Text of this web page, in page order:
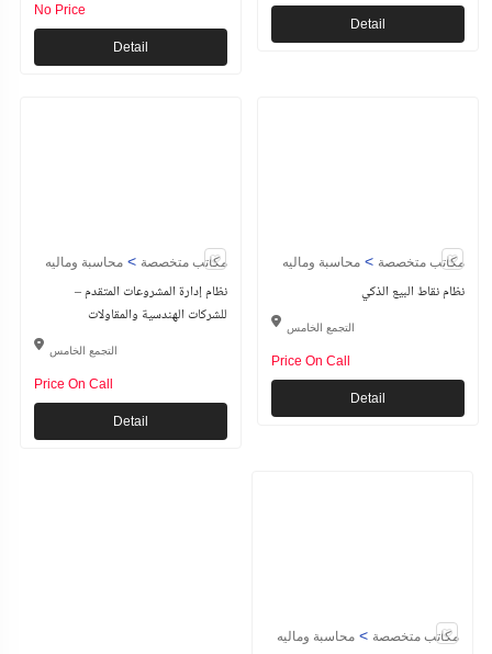
No Price
Detail
Detail
مكاتب متخصصة > محاسبة وماليه
نظام إدارة المشروعات المتقدم –
للشركات الهندسية والمقاولات
التجمع الخامس
Price On Call
Detail
مكاتب متخصصة > محاسبة وماليه
نظام نقاط البيع الذكي
التجمع الخامس
Price On Call
Detail
مكاتب متخصصة > محاسبة وماليه